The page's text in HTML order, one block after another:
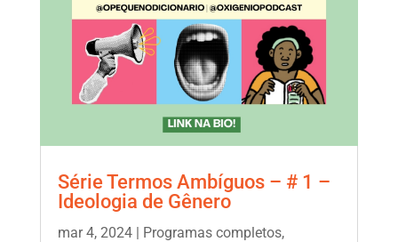
Série Termos Ambíguos – # 1 –
Ideologia de Gênero
mar 4, 2024| Programas completos,